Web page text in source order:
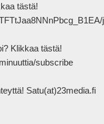
tästä!
Klikkaa tästä!
subscribe
Satu(at)23media.fi